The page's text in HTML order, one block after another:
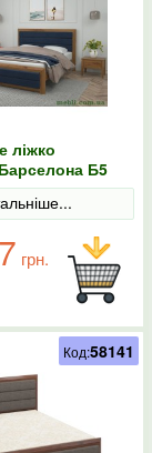
ліжко
Б5
Аляска 97
грн.
Код:58141